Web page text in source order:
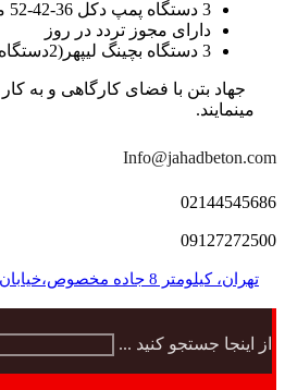
3 دستگاه پمپ دکل 36-42-52 متری
دارای مجوز تردد در روز
3 دستگاه بچینگ لیپهر(2دستگاه 1متری و 1 دستگاه 1/2 متری با توان تولید 150 متر مکعب در ساعت)
مینمایند.
Info@jahadbeton.com
02144545686
09127272500
تهران، کیلومتر 8 جاده مخصوص،خیابان عاشری، تقاطع جلال
از اینجا جستجو کنید ...